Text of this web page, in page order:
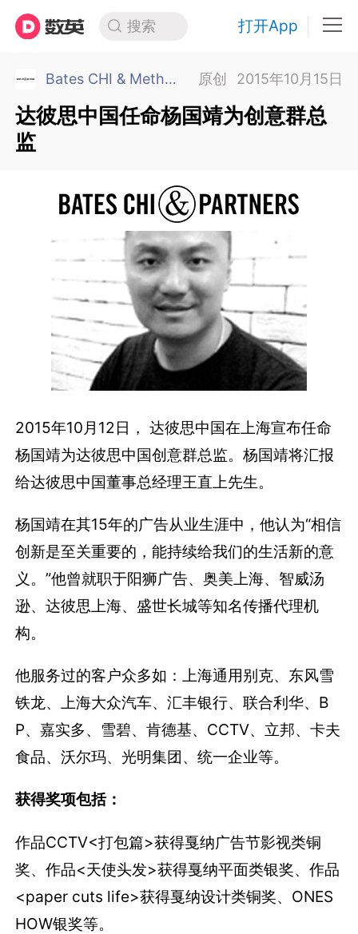
搜索 打开App
Bates CHI & Methinks 上海 原创 2015年10月15日
达彼思中国任命杨国靖为创意群总
监
2015年10月12日， 达彼思中国在上海宣布任命
杨国靖为达彼思中国创意群总监。杨国靖将汇报
给达彼思中国董事总经理王直上先生。
杨国靖在其15年的广告从业生涯中，他认为“相信
创新是至关重要的，能持续给我们的生活新的意
义。”他曾就职于阳狮广告、奥美上海、智威汤
逊、达彼思上海、盛世长城等知名传播代理机
构。
他服务过的客户众多如：上海通用别克、东风雪
铁龙、上海大众汽车、汇丰银行、联合利华、B
P、嘉实多、雪碧、肯德基、CCTV、立邦、卡夫
食品、沃尔玛、光明集团、统一企业等。
获得奖项包括：
作品CCTV<打包篇>获得戛纳广告节影视类铜
奖、作品<天使头发>获得戛纳平面类银奖、作品
<paper cuts life>获得戛纳设计类铜奖、ONES
HOW银奖等。